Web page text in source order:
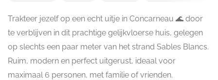
Trakteer jezelf op een echt uitje in Concarneau 🌊 door
te verblijven in dit prachtige gelijkvloerse huis, gelegen
op slechts een paar meter van het strand Sables Blancs.
Ruim, modern en perfect uitgerust, ideaal voor
maximaal 6 personen, met familie of vrienden.